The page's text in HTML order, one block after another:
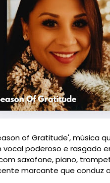
of Gratitude', música
vocal poderoso e rasgado
saxofone, piano,
marcante que conduz